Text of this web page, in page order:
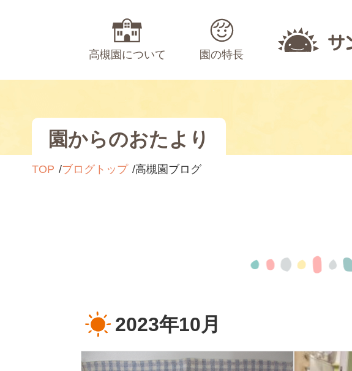
高槻園について 園の特長
園からのおたより
TOP ブログトップ 高槻園ブログ
2023年10月